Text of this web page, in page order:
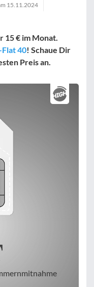
15.11.2024
15 € im Monat.
40! Schaue Dir
Preis an.